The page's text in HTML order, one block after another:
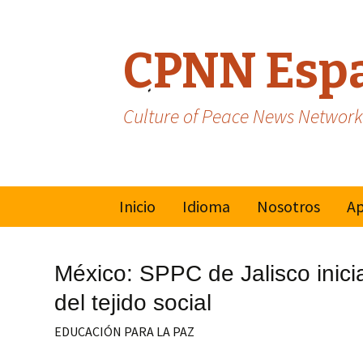
CPNN
Culture of Peace News Network
Inicio
Idioma
Francés
Nosotros
México: SPPC de Jalisco
del tejido social
EDUCACIÓN PARA LA PAZ